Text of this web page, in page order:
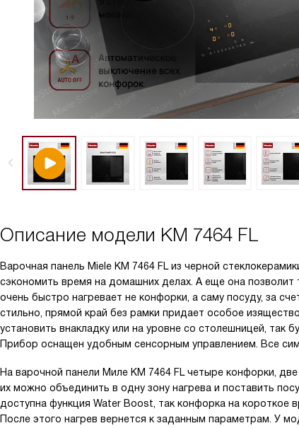
Описание модели KM 7464 FL
Варочная панель Miele KM 7464 FL из черной
сэкономить время на домашних делах. А еще она позволит
очень быстро нагревает не конфорки, а саму посуду, за
стильно, прямой край без рамки придает особое
установить внакладку или на уровне со столешницей, так
Прибор оснащен удобным сенсорным управлением. Все
На варочной панели Миле KM 7464 FL четыре конфорки,
их можно объединить в одну зону нагрева и поставить
доступна функция Water Boost, так конфорка на короткое
После этого нагрев вернется к заданным параметрам. У